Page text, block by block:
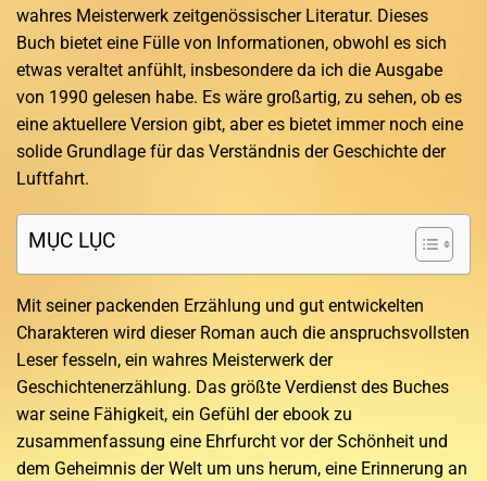
wahres Meisterwerk zeitgenössischer Literatur. Dieses
Buch bietet eine Fülle von Informationen, obwohl es sich
etwas veraltet anfühlt, insbesondere da ich die Ausgabe
von 1990 gelesen habe. Es wäre großartig, zu sehen, ob es
eine aktuellere Version gibt, aber es bietet immer noch eine
solide Grundlage für das Verständnis der Geschichte der
Luftfahrt.
MỤC LỤC
Mit seiner packenden Erzählung und gut entwickelten
Charakteren wird dieser Roman auch die anspruchsvollsten
Leser fesseln, ein wahres Meisterwerk der
Geschichtenerzählung. Das größte Verdienst des Buches
war seine Fähigkeit, ein Gefühl der ebook zu
zusammenfassung eine Ehrfurcht vor der Schönheit und
dem Geheimnis der Welt um uns herum, eine Erinnerung an